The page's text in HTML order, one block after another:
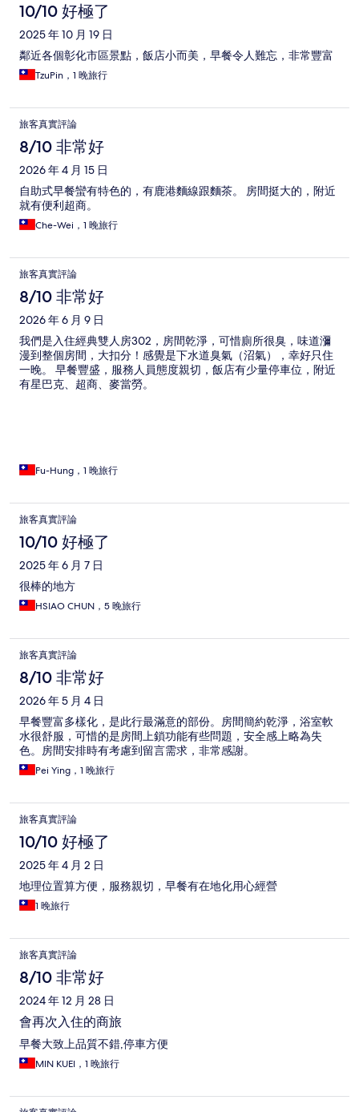
10/10 好極了
2025 年 10 月 19 日
鄰近各個彰化市區景點，飯店小而美，早餐令人難忘，非常豐富
TzuPin，1 晚旅行
旅客真實評論
8/10 非常好
2026 年 4 月 15 日
自助式早餐蠻有特色的，有鹿港麵線跟麵茶。 房間挺大的，附近
就有便利超商。
Che-Wei，1 晚旅行
旅客真實評論
8/10 非常好
2026 年 6 月 9 日
我們是入住經典雙人房302，房間乾淨，可惜廁所很臭，味道瀰
漫到整個房間，大扣分！感覺是下水道臭氣（沼氣），幸好只住
一晚。 早餐豐盛，服務人員態度親切，飯店有少量停車位，附近
有星巴克、超商、麥當勞。
Fu-Hung，1 晚旅行
旅客真實評論
10/10 好極了
2025 年 6 月 7 日
很棒的地方
HSIAO CHUN，5 晚旅行
旅客真實評論
8/10 非常好
2026 年 5 月 4 日
早餐豐富多樣化，是此行最滿意的部份。房間簡約乾淨，浴室軟
水很舒服，可惜的是房間上鎖功能有些問題，安全感上略為失
色。房間安排時有考慮到留言需求，非常感謝。
Pei Ying，1 晚旅行
旅客真實評論
10/10 好極了
2025 年 4 月 2 日
地理位置算方便，服務親切，早餐有在地化用心經營
1 晚旅行
旅客真實評論
8/10 非常好
2024 年 12 月 28 日
會再次入住的商旅
早餐大致上品質不錯,停車方便
MIN KUEI，1 晚旅行